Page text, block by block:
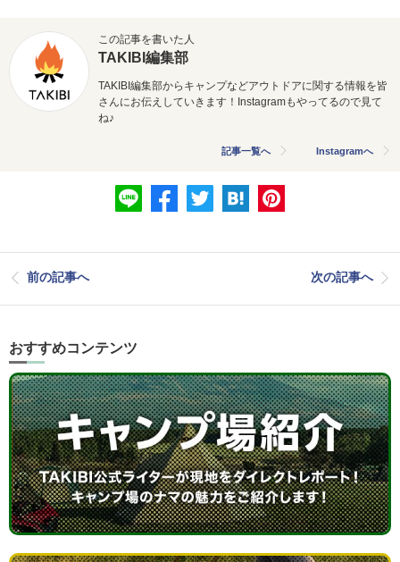
この記事を書いた人
TAKIBI編集部
TAKIBI編集部からキャンプなどアウトドアに関する情報を皆
さんにお伝えしていきます！Instagramもやってるので見て
ね♪
記事一覧へ Instagramへ
前の記事へ 次の記事へ
おすすめコンテンツ